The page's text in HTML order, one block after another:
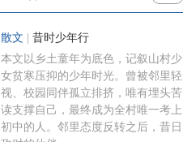
散文 昔时少年行
本文以乡土童年为底色，记叙山村少
女贫寒压抑的少年时光。曾被邻里轻
视、校园同伴孤立排挤，唯有埋头苦
读支撑自己，最终成为全村唯一考上
初中的人。邻里态度反转之后，昔日